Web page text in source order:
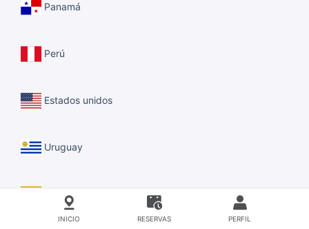
Panamá
Perú
Estados unidos
Uruguay
Venezuela
INICIO RESERVAS PERFIL